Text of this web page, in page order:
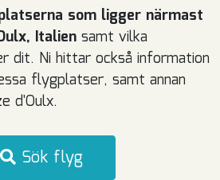
som ligger närmast
Italien samt vilka
dit. Ni hittar också information
flygplatser, samt annan
d'Oulx.
Sök flyg